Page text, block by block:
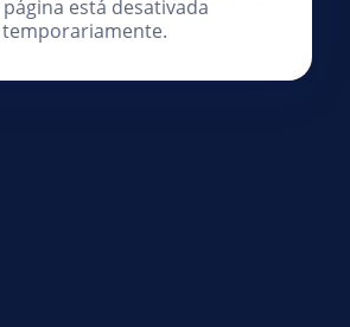
está desativada
temporariamente.